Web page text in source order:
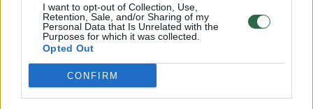
I want to opt-out of Collection, Use,
Retention, Sale, and/or Sharing of my
Personal Data that Is Unrelated with the
Purposes for which it was collected.
Opted Out
CONFIRM
Deante Johnsonas 6.
Kauniečiai laimėjo du žaistus mačus –
susitvarkė su Utenos „Juventus“ 79:69 ir
sudaužė „Gargždus“ net 107:55.